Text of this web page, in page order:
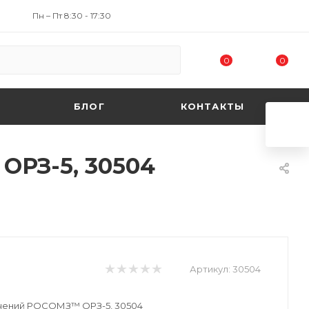
Пн – Пт 8:30 - 17:30
0 0
БЛОГ КОНТАКТЫ
5, 30504
Артикул: 30504
РОСОМЗ™ ОРЗ-5, 30504